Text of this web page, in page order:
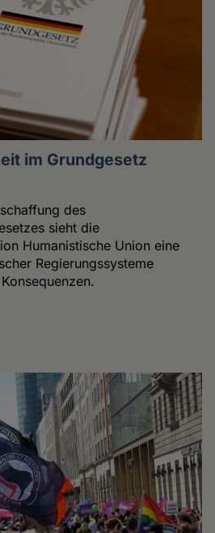
im Grundgesetz
des
sieht die
Humanistische Union eine
Regierungssysteme